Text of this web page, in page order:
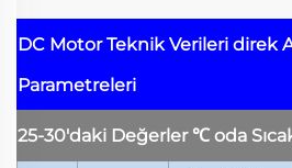
DC Motor Teknik Verileri direk
Parametreleri
25-30'daki Değerler ℃ oda